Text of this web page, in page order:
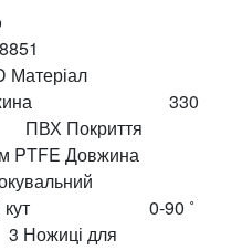
Матеріал
Довжина 330
Покриття
Довжина
кут 0-90 ˚
для